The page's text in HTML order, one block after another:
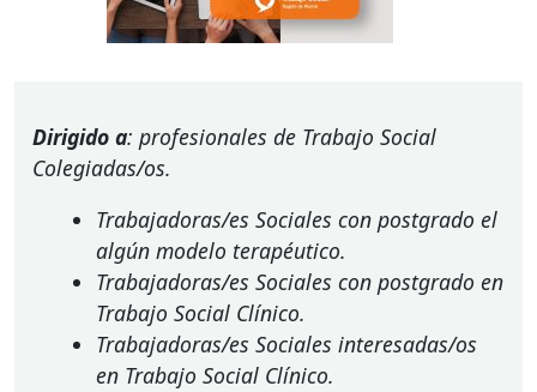
Dirigido a: profesionales de Trabajo Social
Colegiadas/os.
Trabajadoras/es Sociales con postgrado el
algún modelo terapéutico.
Trabajadoras/es Sociales con postgrado en
Trabajo Social Clínico.
Trabajadoras/es Sociales interesadas/os
en Trabajo Social Clínico.